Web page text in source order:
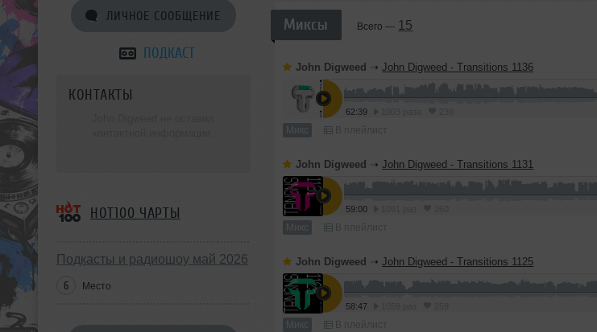
ЛИЧНОЕ СООБЩЕНИЕ
ПОДКАСТ
КОНТАКТЫ
HOT100 ЧАРТЫ
Подкасты и радиошоу май 2026
6 Место
Миксы Всего — 15
John Digweed ➝John Digweed - Transitions 1136
62:39
Микс В плейлист
John Digweed ➝John Digweed - Transitions 1131
59:00
Микс В плейлист
John Digweed ➝John Digweed - Transitions 1125
58:47
Микс В плейлист